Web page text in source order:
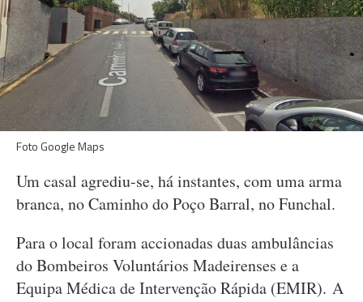
Foto Google Maps
Um casal agrediu-se, há instantes, com uma arma
branca, no Caminho do Poço Barral, no Funchal.
Para o local foram accionadas duas ambulâncias
do Bombeiros Voluntários Madeirenses e a
Equipa Médica de Intervenção Rápida (EMIR). A